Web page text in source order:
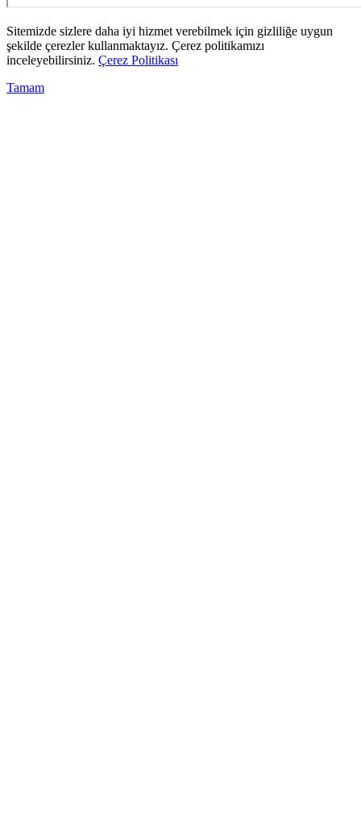
Sitemizde sizlere daha iyi hizmet verebilmek için gizliliğe uygun
şekilde çerezler kullanmaktayız. Çerez politikamızı
inceleyebilirsiniz. Çerez Politikası
Tamam